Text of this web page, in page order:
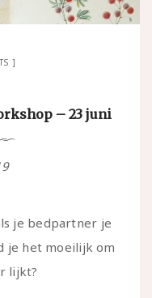
– 23 juni
je bedpartner je
je het moeilijk om
lijkt?